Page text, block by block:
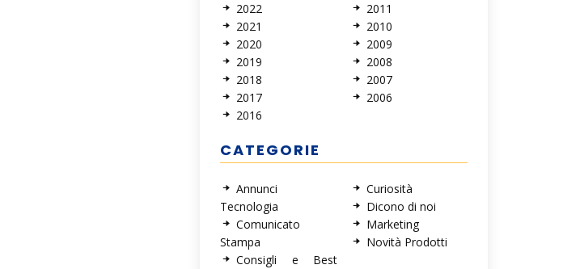
2022
2021
2020
2019
2018
2017
2016
2011
2010
2009
2008
2007
2006
CATEGORIE
Annunci
Tecnologia
Comunicato
Stampa
Consigli e Best
Curiosità
Dicono di noi
Marketing
Novità Prodotti